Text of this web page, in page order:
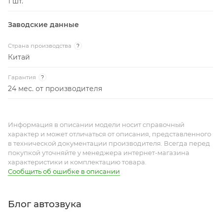
Заводские данные
Страна производства ?
Китай
Гарантия ?
24 мес. от производителя
Информация в описании модели носит справочный
характер и может отличаться от описания, представленного
в технической документации производителя. Всегда перед
покупкой уточняйте у менеджера интернет-магазина
характеристики и комплектацию товара.
Сообщить об ошибке в описании
Блог автозвука